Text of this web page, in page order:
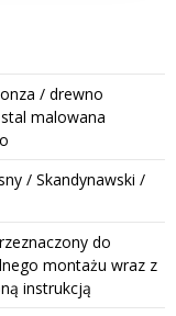
/ drewno
malowana
/ Skandynawski /
do
montażu wraz z
instrukcją